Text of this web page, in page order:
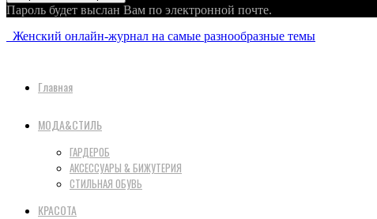
Пароль будет выслан Вам по электронной почте.
Женский онлайн-журнал на самые разнообразные темы
Главная
МОДА&СТИЛЬ
ГАРДЕРОБ
АКСЕССУАРЫ & БИЖУТЕРИЯ
СТИЛЬНАЯ ОБУВЬ
КРАСОТА